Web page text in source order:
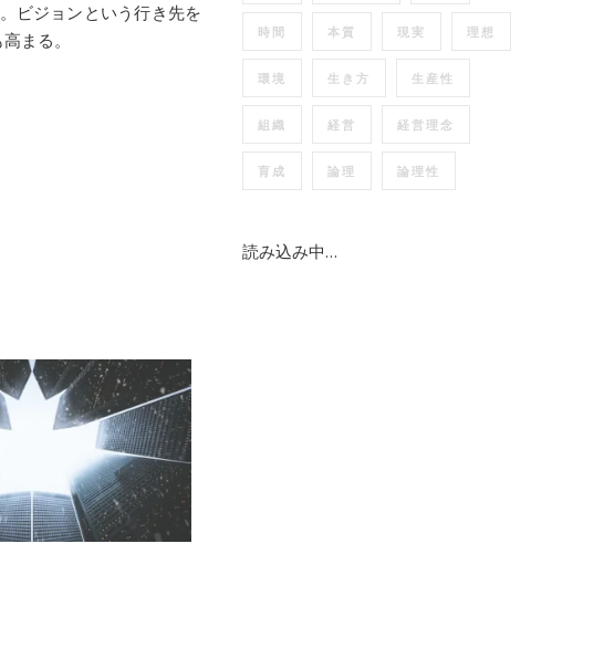
ビジョンという行き先を
まる。
時間 本質 現実 理想
環境 生き方 生産性
組織 経営 経営理念
育成 論理 論理性
読み込み中…